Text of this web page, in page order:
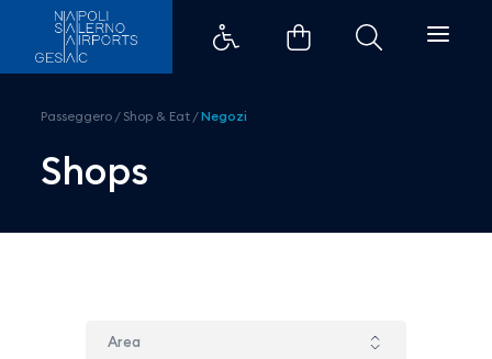
Bar Lavazza - Aeroporti di
Passeggero / Shop & Eat /Negozi
Shops